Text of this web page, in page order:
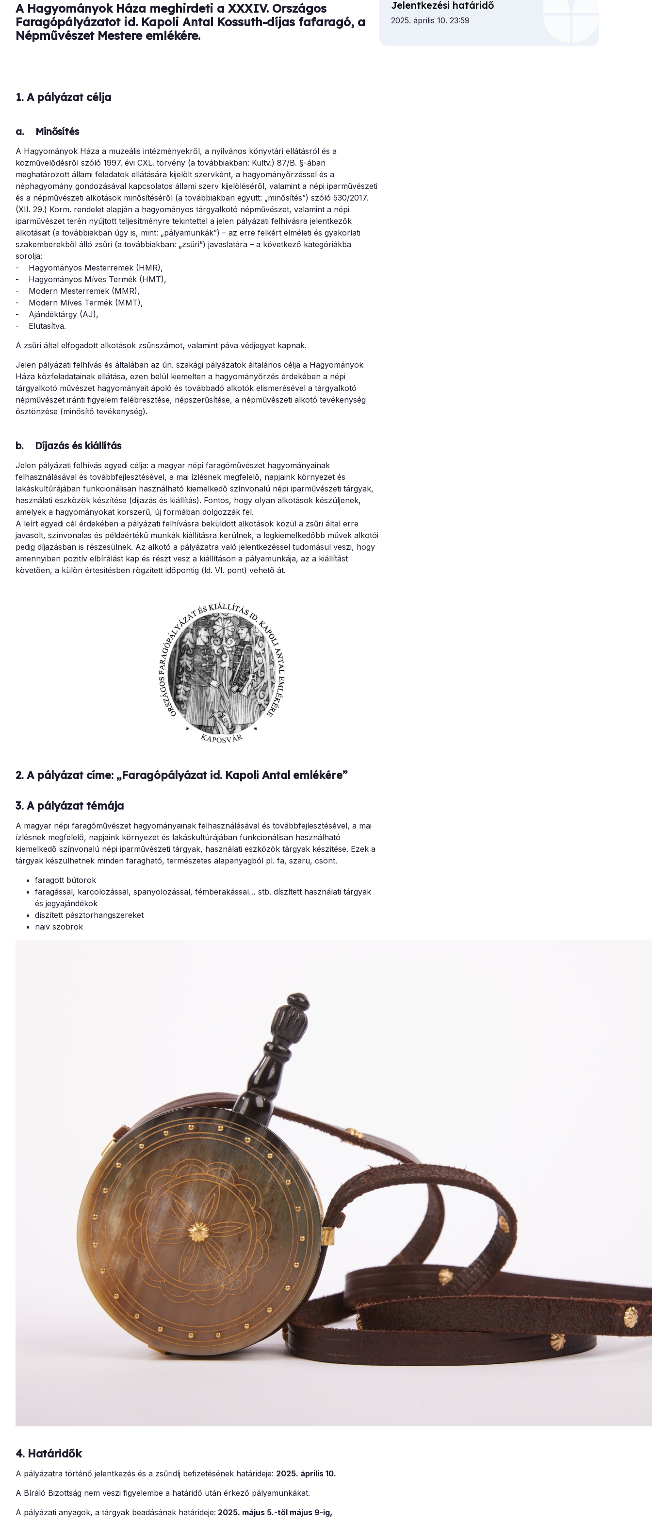
A Hagyományok Háza meghirdeti a XXXIV. Országos
Faragópályázatot id. Kapoli Antal Kossuth-díjas fafaragó, a
Népművészet Mestere emlékére.
1. A pályázat célja
a. Minősítés
A Hagyományok Háza a muzeális intézményekről, a nyilvános könyvtári ellátásról és a
közművelődésről szóló 1997. évi CXL. törvény (a továbbiakban: Kultv.) 87/B. §-ában
meghatározott állami feladatok ellátására kijelölt szervként, a hagyományőrzéssel és a
néphagyomány gondozásával kapcsolatos állami szerv kijelöléséről, valamint a népi iparművészeti
és a népművészeti alkotások minősítéséről (a továbbiakban együtt: „minősítés”) szóló 530/2017.
(XII. 29.) Korm. rendelet alapján a hagyományos tárgyalkotó népművészet, valamint a népi
iparművészet terén nyújtott teljesítményre tekintettel a jelen pályázati felhívásra jelentkezők
alkotásait (a továbbiakban úgy is, mint: „pályamunkák”) – az erre felkért elméleti és gyakorlati
szakemberekből álló zsűri (a továbbiakban: „zsűri”) javaslatára – a következő kategóriákba
sorolja:
- Hagyományos Mesterremek (HMR),
- Hagyományos Míves Termék (HMT),
- Modern Mesterremek (MMR),
- Modern Míves Termék (MMT),
- Ajándéktárgy (AJ),
- Elutasítva.
A zsűri által elfogadott alkotások zsűriszámot, valamint páva védjegyet kapnak.
Jelen pályázati felhívás és általában az ún. szakági pályázatok általános célja a Hagyományok
Háza közfeladatainak ellátása, ezen belül kiemelten a hagyományőrzés érdekében a népi
tárgyalkotó művészet hagyományait ápoló és továbbadó alkotók elismerésével a tárgyalkotó
népművészet iránti figyelem felébresztése, népszerűsítése, a népművészeti alkotó tevékenység
ösztönzése (minősítő tevékenység).
b. Díjazás és kiállítás
Jelen pályázati felhívás egyedi célja: a magyar népi faragóművészet hagyományainak
felhasználásával és továbbfejlesztésével, a mai ízlésnek megfelelő, napjaink környezet és
lakáskultúrájában funkcionálisan használható kiemelkedő színvonalú népi iparművészeti tárgyak,
használati eszközök készítése (díjazás és kiállítás). Fontos, hogy olyan alkotások készüljenek,
amelyek a hagyományokat korszerű, új formában dolgozzák fel.
A leírt egyedi cél érdekében a pályázati felhívásra beküldött alkotások közül a zsűri által erre
javasolt, színvonalas és példaértékű munkák kiállításra kerülnek, a legkiemelkedőbb művek alkotói
pedig díjazásban is részesülnek. Az alkotó a pályázatra való jelentkezéssel tudomásul veszi, hogy
amennyiben pozitív elbírálást kap és részt vesz a kiállításon a pályamunkája, az a kiállítást
követően, a külön értesítésben rögzített időpontig (ld. VI. pont) vehető át.
2. A pályázat címe: „Faragópályázat id. Kapoli Antal emlékére”
3. A pályázat témája
A magyar népi faragóművészet hagyományainak felhasználásával és továbbfejlesztésével, a mai
ízlésnek megfelelő, napjaink környezet és lakáskultúrájában funkcionálisan használható
kiemelkedő színvonalú népi iparművészeti tárgyak, használati eszközök tárgyak készítése. Ezek a
tárgyak készülhetnek minden faragható, természetes alapanyagból pl. fa, szaru, csont.
faragott bútorok
faragással, karcolozással, spanyolozással, fémberakással… stb. díszített használati tárgyak
és jegyajándékok
díszített pásztorhangszereket
naiv szobrok
4. Határidők
A pályázatra történő jelentkezés és a zsűridíj befizetésének határideje: 2025. április 10.
A Bíráló Bizottság nem veszi figyelembe a határidő után érkező pályamunkákat.
A pályázati anyagok, a tárgyak beadásának határideje: 2025. május 5.-től május 9-ig,
Jelentkezési határidő
2025. április 10. 23:59